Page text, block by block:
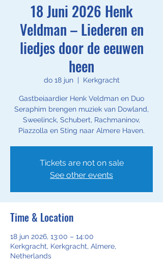
18 Juni 2026 Henk
Veldman – Liederen en
liedjes door de eeuwen
heen
do 18 jun
  |
Kerkgracht
Gastbeiaardier Henk Veldman en Duo
Seraphim brengen muziek van Dowland,
Sweelinck, Schubert, Rachmaninov,
Piazzolla en Sting naar Almere Haven.
Tickets are not on sale
See other events
Time & Location
18 jun 2026, 13:00 – 14:00
Kerkgracht, Kerkgracht, Almere,
Netherlands